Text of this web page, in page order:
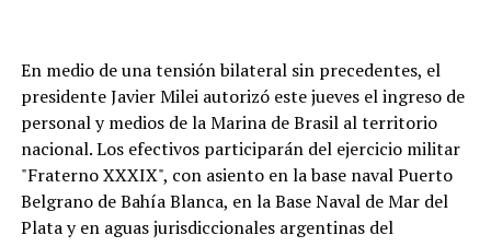
En medio de una tensión bilateral sin precedentes, el
presidente Javier Milei autorizó este jueves el ingreso de
personal y medios de la Marina de Brasil al territorio
nacional. Los efectivos participarán del ejercicio militar
"Fraterno XXXIX", con asiento en la base naval Puerto
Belgrano de Bahía Blanca, en la Base Naval de Mar del
Plata y en aguas jurisdiccionales argentinas del